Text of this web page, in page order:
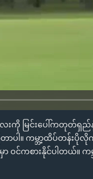
းကို မြင်းပေါ်ကတုတ်ရှ
တာပါ။ ကမ္ဘာ့ထိပ်တန်းပို
ာ ဝင်ကစားနိုင်ပါတယ်။